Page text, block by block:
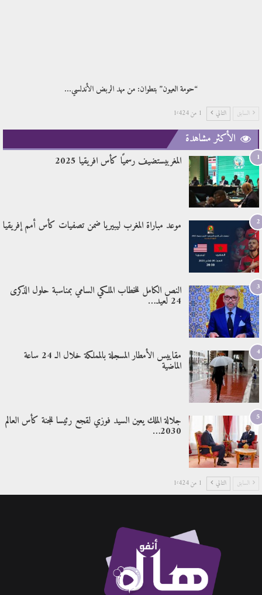
“حومة العيون” بتطوان: من مهد الربض الأندلسي…
السابق التالي 1 من 1٬424
الأكثر مشاهدة
1 المغربيستضيف رسميًا كأس افريقيا 2025
2 موعد مباراة المغرب ليبيريا ضمن تصفيات كأس أمم إفريقيا
3 النص الكامل للخطاب الملكي السامي بمناسبة حلول الذكرى
24 لعيد…
4 مقاييس الأمطار المسجلة بالمملكة خلال الـ 24 ساعة
الماضية
5 جلالة الملك يعين السيد فوزي لقجع رئيسا للجنة كأس العالم
2030…
السابق التالي 1 من 1٬424